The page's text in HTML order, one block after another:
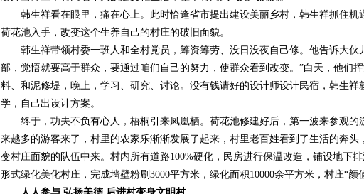
韩生祥看在眼里，痛在心上。此时恰逢省市提出建设美丽乡村，韩生祥抓住机
荷花池入手，改变这个生养自己的村庄的破旧面貌。
韩生祥带领村委一班人和全村党员，筹资筹劳、没日没夜自己修。他告诉大伙
部，觉悟就要高于群众，要通过咱们自己的努力，使群众看到改变。”白天，他们
料、和泥修堤，晚上，学习、研究、讨论。没有钱请好的设计师设计民宿，韩生祥
学，自己出设计方案。
终于，功夫不负有心人，梧桐引来凤凰栖。荷花池修建好后，第一波来参观的
来越多的游客来了，村里的农家乐渐渐发展了起来，村里老百姓看到了生活的奔头
变村庄面貌的队伍中来。村内所有道路100%硬化，民房进行保温改造，铺设地下
形式绿化美化村庄，完成墙壁粉刷3000平方米，绿化面积10000余平方米，村庄“颜